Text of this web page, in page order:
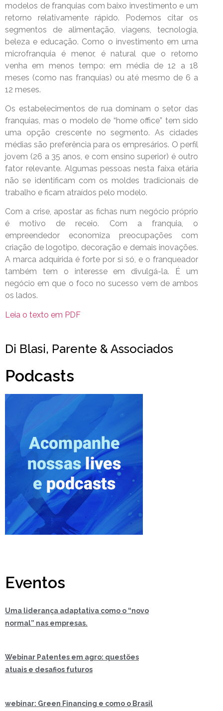
modelos de franquias com baixo investimento e um
retorno relativamente rápido. Podemos citar os
segmentos de alimentação, viagens, tecnologia,
beleza e educação. Como o investimento em uma
microfranquia é menor, é natural que o retorno
venha em menos tempo: em média de 12 a 18
meses (como nas franquias) ou até mesmo de 6 a
12 meses.
Os estabelecimentos de rua dominam o setor das
franquias, mas o modelo de “home office” tem sido
uma opção crescente no segmento. As cidades
médias são preferência para os empresários. O perfil
jovem (26 a 35 anos, e com ensino superior) é outro
fator relevante. Algumas pessoas nesta faixa etária
não se identificam com os moldes tradicionais de
trabalho e ficam atraídos pelo modelo.
Com a crise, apostar as fichas num negócio próprio
é motivo de receio. Com a franquia, o
empreendedor economiza preocupações com
criação de logotipo, decoração e demais inovações.
A marca adquirida é forte por si só, e o franqueador
também tem o interesse em divulgá-la. É um
negócio em que o foco no sucesso vem de ambos
os lados.
Leia o texto em PDF
Di Blasi, Parente & Associados
Podcasts
Eventos
Uma liderança adaptativa como o “novo
normal” nas empresas.
Webinar Patentes em agro: questões
atuais e desafios futuros
webinar: Green Financing e como o Brasil